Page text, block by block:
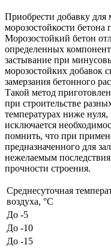
Приобрести добавку для
морозостойкости бетона
Морозостойкий бетон
определенных
застывание при
морозостойких добавок
замерзания бетонного
Такой метод
при строительстве
температурах ниже нуля,
исключается
помнить, что при
предназначенного для
нежелаемым
прочности строения.
Среднесуточная
воздуха, °C
До -5
До -10
До -15